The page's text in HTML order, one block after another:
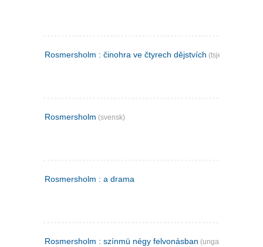
Rosmersholm : činohra ve čtyrech dějstvích (tsjekkisk)
Rosmersholm (svensk)
Rosmersholm : a drama
Rosmersholm : színmü négy felvonásban (ungarsk)